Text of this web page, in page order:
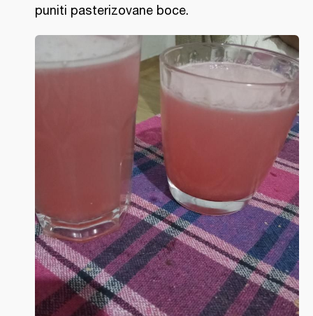
puniti pasterizovane boce.